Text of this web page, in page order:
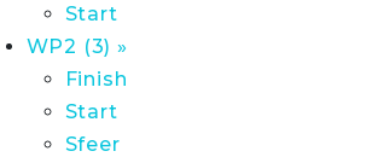
Start
WP2 (3) »
Finish
Start
Sfeer